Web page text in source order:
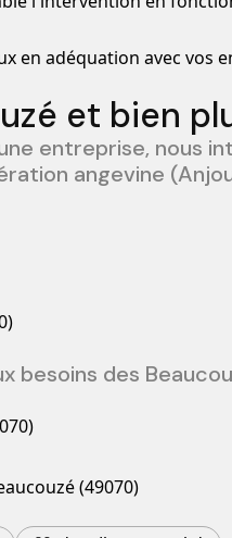
en adéquation avec vos
et bien
entreprise, nous
angevine
besoins des
(49070)